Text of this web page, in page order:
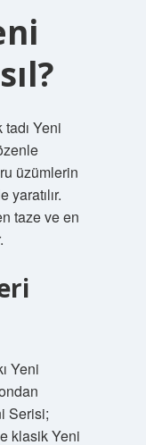
Yeni
üzümlerin
taze ve en
Yeni
Serisi;
klasik Yeni